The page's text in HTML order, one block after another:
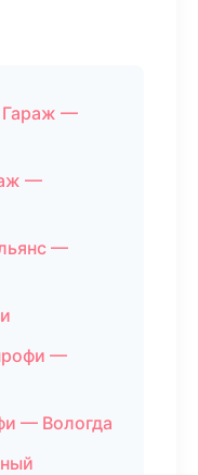
Гараж —
—
—
—
— Вологда